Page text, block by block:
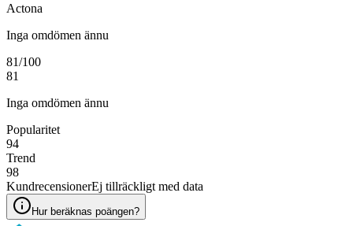
Actona
Inga omdömen ännu
81/100
81
Inga omdömen ännu
Popularitet
94
Trend
98
KundrecensionerEj tillräckligt med data
Hur beräknas poängen?